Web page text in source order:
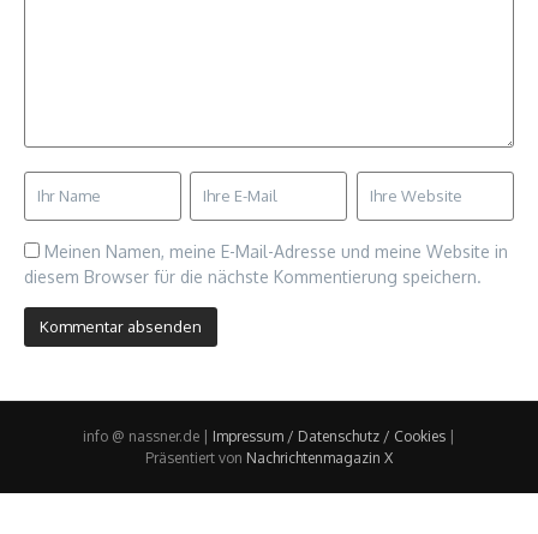
Meinen Namen, meine E-Mail-Adresse und meine Website in
diesem Browser für die nächste Kommentierung speichern.
info @ nassner.de | Impressum / Datenschutz / Cookies |
Präsentiert von Nachrichtenmagazin X